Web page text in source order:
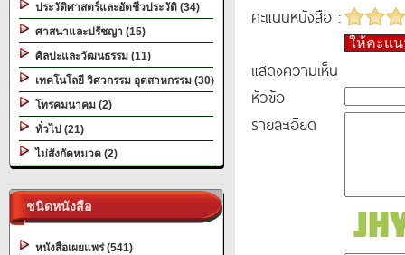
ประวัติศาสตร์และอัตชีวประวัติ (34)
ศาสนาและปรัชญา (15)
ศิลปะและวัฒนธรรม (11)
เทคโนโลยี วิศวกรรม อุตสาหกรรม (30)
โทรคมนาคม (2)
ทั่วไป (21)
ไม่สังกัดหมวด (2)
ชนิดหนังสือ
หนังสือเผยแพร่ (541)
คะแนนหนังสือ :
ให้คะแ
แสดงความเห็น
หัวข้อ
รายละเอียด